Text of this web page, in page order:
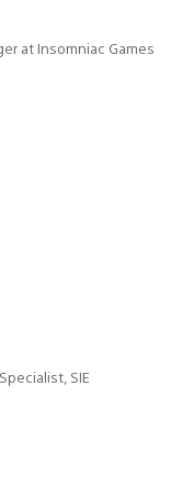
at Insomniac Games
SIE